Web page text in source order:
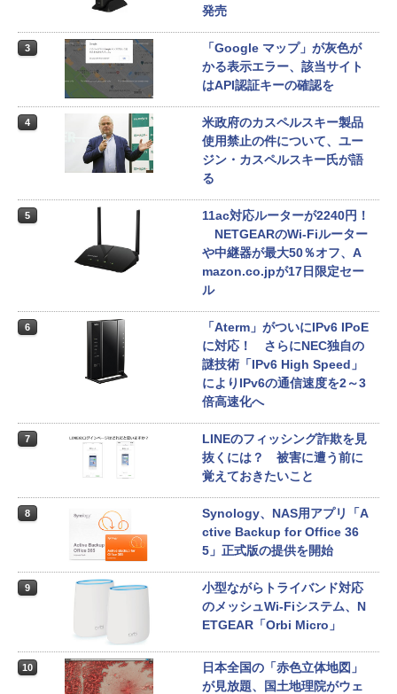
発売
3
「Google マップ」が灰色が
かる表示エラー、該当サイト
はAPI認証キーの確認を
4
米政府のカスペルスキー製品
使用禁止の件について、ユー
ジン・カスペルスキー氏が語
る
5
11ac対応ルーターが2240円！
NETGEARのWi-Fiルーター
や中継器が最大50％オフ、A
mazon.co.jpが17日限定セー
ル
6
「Aterm」がついにIPv6 IPoE
に対応！ さらにNEC独自の
謎技術「IPv6 High Speed」
によりIPv6の通信速度を2～3
倍高速化へ
7
LINEのフィッシング詐欺を見
抜くには？ 被害に遭う前に
覚えておきたいこと
8
Synology、NAS用アプリ「A
ctive Backup for Office 36
5」正式版の提供を開始
9
小型ながらトライバンド対応
のメッシュWi-Fiシステム、N
ETGEAR「Orbi Micro」
10
日本全国の「赤色立体地図」
が見放題、国土地理院がウェ